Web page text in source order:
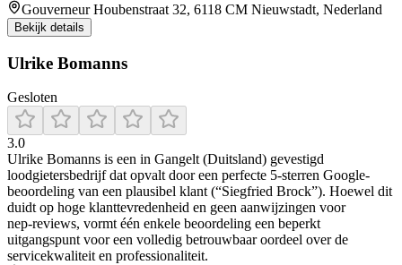
Gouverneur Houbenstraat 32, 6118 CM Nieuwstadt, Nederland
Bekijk details
Ulrike Bomanns
Gesloten
3.0
Ulrike Bomanns is een in Gangelt (Duitsland) gevestigd
loodgietersbedrijf dat opvalt door een perfecte 5‑sterren Google-
beoordeling van een plausibel klant (“Siegfried Brock”). Hoewel dit
duidt op hoge klanttevredenheid en geen aanwijzingen voor
nep‑reviews, vormt één enkele beoordeling een beperkt
uitgangspunt voor een volledig betrouwbaar oordeel over de
servicekwaliteit en professionaliteit.